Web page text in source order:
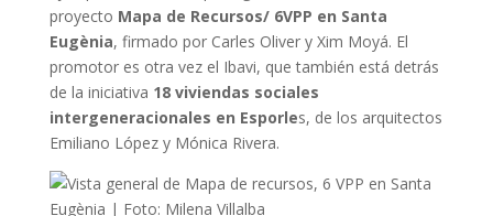
proyecto Mapa de Recursos/ 6VPP en Santa
Eugènia, firmado por Carles Oliver y Xim Moyá. El
promotor es otra vez el Ibavi, que también está detrás
de la iniciativa 18 viviendas sociales
intergeneracionales en Esporles, de los arquitectos
Emiliano López y Mónica Rivera.